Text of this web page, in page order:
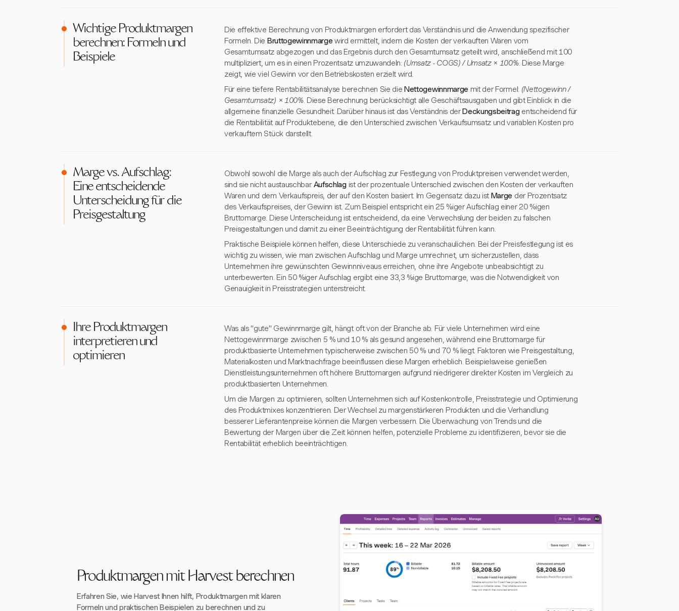
Wichtige Produktmargen
berechnen: Formeln und
Beispiele
Die effektive Berechnung von Produktmargen erfordert das Verständnis und die Anwendung spezifischer
Formeln. Die Bruttogewinnmargewird ermittelt, indem die Kosten der verkauften Waren vom
Gesamtumsatz abgezogen und das Ergebnis durch den Gesamtumsatz geteilt wird, anschließend mit 100
multipliziert, um es in einen Prozentsatz umzuwandeln: (Umsatz - COGS) / Umsatz × 100%. Diese Marge
zeigt, wie viel Gewinn vor den Betriebskosten erzielt wird.
Für eine tiefere Rentabilitätsanalyse berechnen Sie dieNettogewinnmargemit der Formel: (Nettogewinn /
Gesamtumsatz) × 100%. Diese Berechnung berücksichtigt alle Geschäftsausgaben und gibt Einblick in die
allgemeine finanzielle Gesundheit. Darüber hinaus ist das Verständnis derDeckungsbeitragentscheidend für
die Rentabilität auf Produktebene, die den Unterschied zwischen Verkaufsumsatz und variablen Kosten pro
verkauftem Stück darstellt.
Marge vs. Aufschlag:
Eine entscheidende
Unterscheidung für die
Preisgestaltung
Obwohl sowohl die Marge als auch der Aufschlag zur Festlegung von Produktpreisen verwendet werden,
sind sie nicht austauschbar. Aufschlagist der prozentuale Unterschied zwischen den Kosten der verkauften
Waren und dem Verkaufspreis, der auf den Kosten basiert. Im Gegensatz dazu ist Marge der Prozentsatz
des Verkaufspreises, der Gewinn ist. Zum Beispiel entspricht ein 25 %iger Aufschlag einer 20 %igen
Bruttomarge. Diese Unterscheidung ist entscheidend, da eine Verwechslung der beiden zu falschen
Preisgestaltungen und damit zu einer Beeinträchtigung der Rentabilität führen kann.
Praktische Beispiele können helfen, diese Unterschiede zu veranschaulichen. Bei der Preisfestlegung ist es
wichtig zu wissen, wie man zwischen Aufschlag und Marge umrechnet, um sicherzustellen, dass
Unternehmen ihre gewünschten Gewinnniveaus erreichen, ohne ihre Angebote unbeabsichtigt zu
unterbewerten. Ein 50 %iger Aufschlag ergibt eine 33,3 %ige Bruttomarge, was die Notwendigkeit von
Genauigkeit in Preisstrategien unterstreicht.
Ihre Produktmargen
interpretieren und
optimieren
Was als "gute" Gewinnmarge gilt, hängt oft von der Branche ab. Für viele Unternehmen wird eine
Nettogewinnmarge zwischen 5 % und 10 % als gesund angesehen, während eine Bruttomarge für
produktbasierte Unternehmen typischerweise zwischen 50 % und 70 % liegt. Faktoren wie Preisgestaltung,
Materialkosten und Marktnachfrage beeinflussen diese Margen erheblich. Beispielsweise genießen
Dienstleistungsunternehmen oft höhere Bruttomargen aufgrund niedrigerer direkter Kosten im Vergleich zu
produktbasierten Unternehmen.
Um die Margen zu optimieren, sollten Unternehmen sich auf Kostenkontrolle, Preisstrategie und Optimierung
des Produktmixes konzentrieren. Der Wechsel zu margenstärkeren Produkten und die Verhandlung
besserer Lieferantenpreise können die Margen verbessern. Die Überwachung von Trends und die
Bewertung der Margen über die Zeit können helfen, potenzielle Probleme zu identifizieren, bevor sie die
Rentabilität erheblich beeinträchtigen.
Produktmargen mit Harvest berechnen
Erfahren Sie, wie Harvest Ihnen hilft, Produktmargen mit klaren
Formeln und praktischen Beispielen zu berechnen und zu